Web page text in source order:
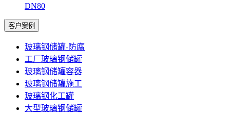
DN80
客户案例
玻璃钢储罐-防腐
工厂玻璃钢储罐
玻璃钢储罐容器
玻璃钢储罐施工
玻璃钢化工罐
大型玻璃钢储罐